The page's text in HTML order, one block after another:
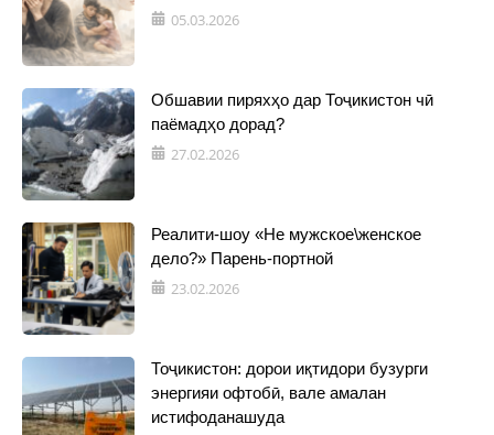
05.03.2026
Обшавии пиряхҳо дар Тоҷикистон чӣ
паёмадҳо дорад?
27.02.2026
Реалити-шоу «Не мужское\женское
дело?» Парень-портной
23.02.2026
Тоҷикистон: дорои иқтидори бузурги
энергияи офтобӣ, вале амалан
истифоданашуда